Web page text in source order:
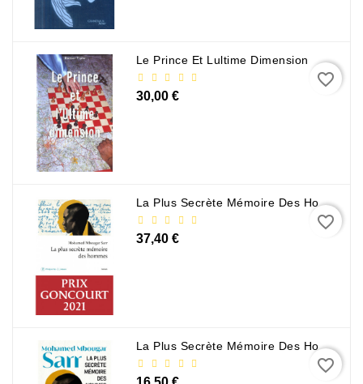
Le Prince Et Lultime Dimension
30,00 €
favorite_border
La Plus Secrète Mémoire Des Hommes - Mohamed Mbougar Sarr
37,40 €
favorite_border
La Plus Secrète Mémoire Des Hommes - Mohamed Mbougar Sarr
favorite_border